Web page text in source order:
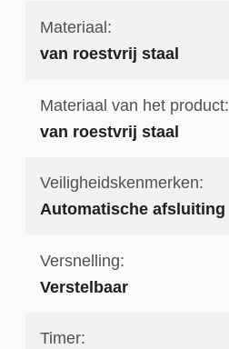
Materiaal:
van roestvrij staal
Materiaal van het product:
van roestvrij staal
Veiligheidskenmerken:
Automatische afsluiting
Versnelling:
Verstelbaar
Timer: